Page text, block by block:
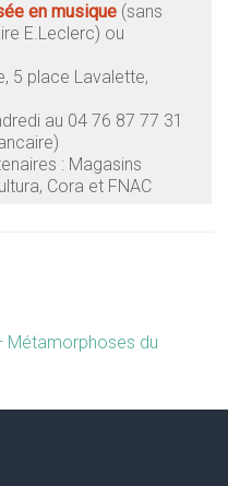
en musique (sans
E.Leclerc) ou
5 place Lavalette,
au 04 76 87 77 31
: Magasins
Cora et FNAC
Métamorphoses du